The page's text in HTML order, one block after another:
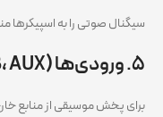
سیگنال صوتی را به اسپیکرها
۵. ورودی‌ها (USB، AUX، بلوتوث)
برای پخش موسیقی از منابع